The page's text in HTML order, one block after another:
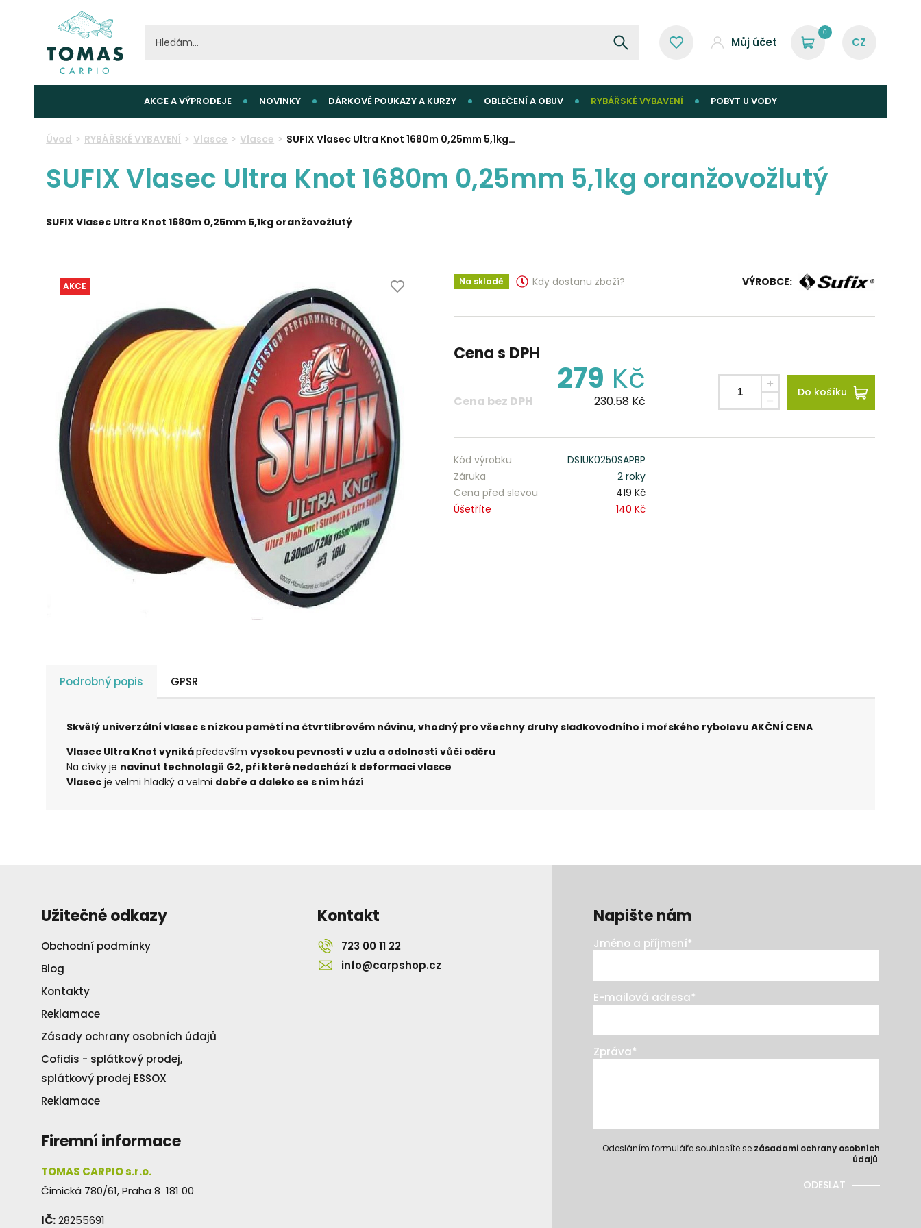
Můj účet
0
AKCE A VÝPRODEJE NOVINKY DÁRKOVÉ POUKAZY A KURZY OBLEČENÍ A OBUV RYBÁŘSKÉ VYBAVENÍ POBYT U VODY
Úvod RYBÁŘSKÉ VYBAVENÍ Vlasce Vlasce SUFIX Vlasec Ultra Knot 1680m 0,25mm 5,1kg…
SUFIX Vlasec Ultra Knot 1680m 0,25mm 5,1kg oranžovožlutý
SUFIX Vlasec Ultra Knot 1680m 0,25mm 5,1kg oranžovožlutý
AKCE Na skladě Kdy dostanu zboží? VÝROBCE:
Cena s DPH
279 Kč
Cena bez DPH 230.58 Kč
Do košíku
Kód výrobku
DS1UK0250SAPBP
Záruka
2 roky
Cena před slevou
419 Kč
Úšetříte
140 Kč
Podrobný popis GPSR
Skvělý univerzální vlasec s nízkou pamětí na čtvrtlibrovém návinu, vhodný pro všechny druhy sladkovodního i mořského rybolovu AKČNÍ CENA
Vlasec Ultra Knot vynikápředevšímvysokou pevností v uzlu a odolností vůči oděru
Na cívky je navinut technologií G2, při které nedochází k deformaci vlasce
Vlasec je velmi hladký a velmi dobře a daleko se s ním hází
Užitečné odkazy
Obchodní podmínky
Blog
Kontakty
Reklamace
Zásady ochrany osobních údajů
Cofidis - splátkový prodej,
splátkový prodej ESSOX
Reklamace
Firemní informace
TOMAS CARPIO s.r.o.
Čimická 780/61, Praha 8 181 00
IČ:28255691
Kontakt
723 00 11 22
info@carpshop.cz
Napište nám
Jméno a příjmení*
E-mailová adresa*
Zpráva*
Odesláním formuláře souhlasíte se zásadami ochrany osobních
údajů.
ODESLAT